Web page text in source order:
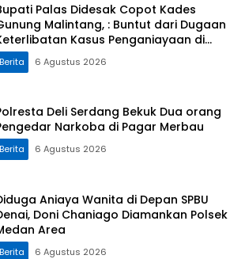
Palas Didesak Copot Kades
Malintang, : Buntut dari Dugaan
Kasus Penganiayaan di
Balaka
Berita 6 Agustus 2026
Deli Serdang Bekuk Dua orang
Narkoba di Pagar Merbau
Berita 6 Agustus 2026
Aniaya Wanita di Depan SPBU
Doni Chaniago Diamankan Polsek
Area
Berita 6 Agustus 2026